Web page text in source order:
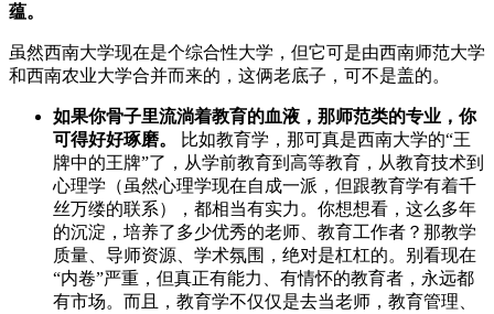
蕴。
虽然西南大学现在是个综合性大学，但它可是由西南师范大学
和西南农业大学合并而来的，这俩老底子，可不是盖的。
如果你骨子里流淌着教育的血液，那师范类的专业，你
可得好好琢磨。
比如教育学，那可真是西南大学的“王
牌中的王牌”了，从学前教育到高等教育，从教育技术到
心理学（虽然心理学现在自成一派，但跟教育学有着千
丝万缕的联系），都相当有实力。你想想看，这么多年
的沉淀，培养了多少优秀的老师、教育工作者？那教学
质量、导师资源、学术氛围，绝对是杠杠的。别看现在
“内卷”严重，但真正有能力、有情怀的教育者，永远都
有市场。而且，教育学不仅仅是去当老师，教育管理、